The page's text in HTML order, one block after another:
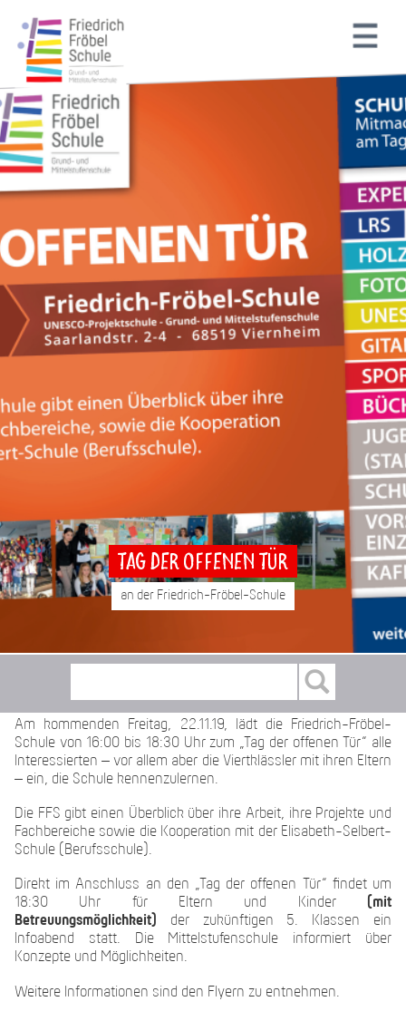
Tag der offenen Tür
an der Friedrich-Fröbel-Schule
Am kommenden Freitag, 22.11.19, lädt die Friedrich-Fröbel-
Schule von 16:00 bis 18:30 Uhr zum „Tag der offenen Tür“ alle
Interessierten – vor allem aber die Viertklässler mit ihren Eltern
– ein, die Schule kennenzulernen.
Die FFS gibt einen Überblick über ihre Arbeit, ihre Projekte und
Fachbereiche sowie die Kooperation mit der Elisabeth-Selbert-
Schule (Berufsschule).
Direkt im Anschluss an den „Tag der offenen Tür“ findet um
18:30 Uhr für Eltern und Kinder (mit
Betreuungsmöglichkeit) der zukünftigen 5. Klassen ein
Infoabend statt. Die Mittelstufenschule informiert über
Konzepte und Möglichkeiten.
Weitere Informationen sind den Flyern zu entnehmen.